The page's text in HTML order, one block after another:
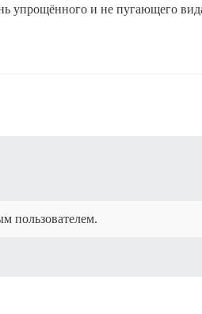
упрощённого и не пугающего
пользователем.